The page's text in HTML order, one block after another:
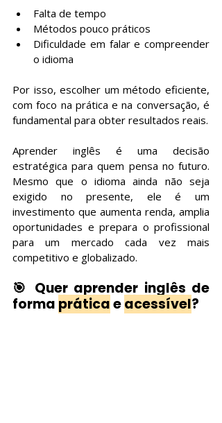
Falta de tempo
Métodos pouco práticos
Dificuldade em falar e compreender
o idioma
Por isso, escolher um método eficiente,
com foco na prática e na conversação, é
fundamental para obter resultados reais.
Aprender inglês é uma decisão
estratégica para quem pensa no futuro.
Mesmo que o idioma ainda não seja
exigido no presente, ele é um
investimento que aumenta renda, amplia
oportunidades e prepara o profissional
para um mercado cada vez mais
competitivo e globalizado.
🎯 Quer aprender inglês de
forma prática e acessível?